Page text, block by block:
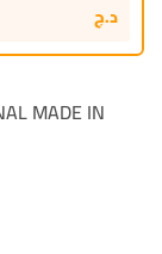
د.ج
MADE IN